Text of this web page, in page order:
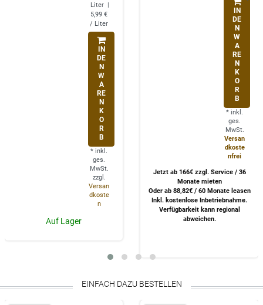
Liter |
5,99 €
/ Liter
IN
DE
N
W
A
RE
N
K
O
R
B
* inkl.
ges.
MwSt.
zzgl.
Versan
dkoste
n
Auf Lager
IN
DE
N
W
A
RE
N
K
O
R
B
* inkl.
ges.
MwSt.
Versan
dkoste
nfrei
Jetzt ab 166€ zzgl. Service / 36
Monate mieten
Oder ab 88,82€ / 60 Monate leasen
Inkl. kostenlose Inbetriebnahme.
Verfügbarkeit kann regional
abweichen.
EINFACH DAZU BESTELLEN